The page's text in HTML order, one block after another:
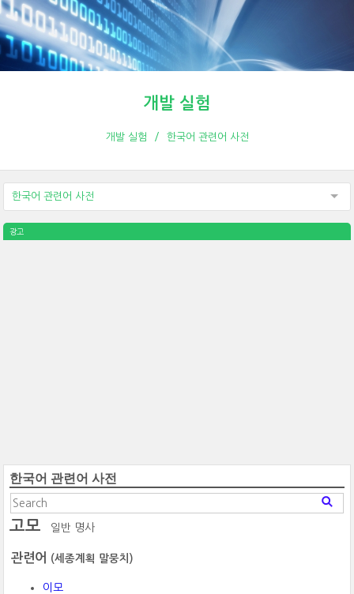
개발 실험
개발 실험 한국어 관련어 사전
한국어 관련어 사전
광고
한국어 관련어 사전
고모 일반 명사
관련어 (세종계획 말뭉치)
이모